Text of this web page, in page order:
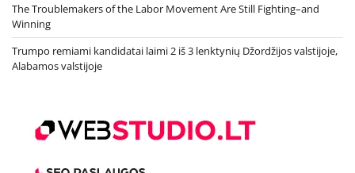
The Troublemakers of the Labor Movement Are Still Fighting–and
Winning
Trumpo remiami kandidatai laimi 2 iš 3 lenktynių Džordžijos valstijoje,
Alabamos valstijoje